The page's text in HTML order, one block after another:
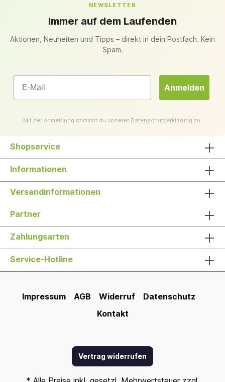
NEWSLETTER
Immer auf dem Laufenden
Aktionen, Neuheiten und Tipps – direkt in dein Postfach. Kein
Spam.
Email
Anmelden
Mit der Anmeldung stimmst du unserer Datenschutzerklärung zu.
Shopservice
Informationen
Versandinformationen
Partner
Zahlungsarten
Service-Hotline
Impressum AGB Widerruf
Datenschutz
Kontakt
Vertrag widerrufen